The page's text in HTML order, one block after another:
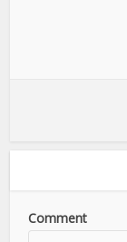
Comment